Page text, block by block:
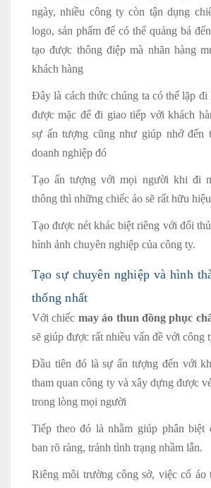
ngày, nhiều công ty còn tận dụng
logo, sản phẩm để có thể quảng bá
tạo được thông điệp mà nhãn hàng
khách hàng
Đây là cách thức chúng ta có thể lặp đi
được mặc để đi giao tiếp với khách
sự ấn tượng cũng như giúp nhớ đến
doanh nghiệp đó
Tạo ấn tượng với mọi người khi đi
thông thì những chiếc áo sẽ rất hữu
Tạo được nét khác biệt riêng với đối
hình ảnh chuyên nghiệp của công ty.
Tạo sự chuyên nghiệp và hình
thống nhất
Với chiếc may áo thun đồng phục
sẽ giúp được rất nhiều vấn đề với công
Đầu tiên đó là sự ấn tượng đến với
tham quan công ty và xây dựng được
trong lòng mọi người
Tiếp theo đó là nhằm giúp phân biệt
ban rõ ràng, tránh tình trạng nhầm lẫn.
Riêng môi trường công sở, việc cổ áo